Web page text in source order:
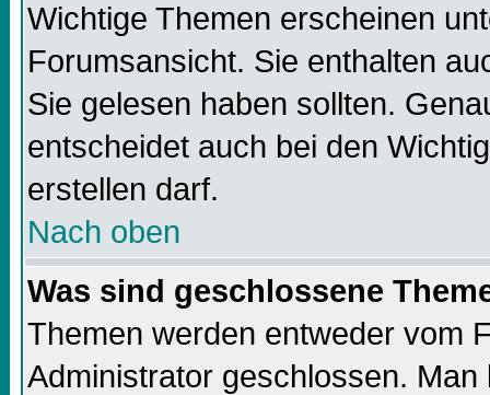
Wichtige Themen erscheinen
Forumsansicht. Sie enthalten
Sie gelesen haben sollten.
entscheidet auch bei den
erstellen darf.
Nach oben
Was sind geschlossene
Themen werden entweder vom
Administrator geschlossen.